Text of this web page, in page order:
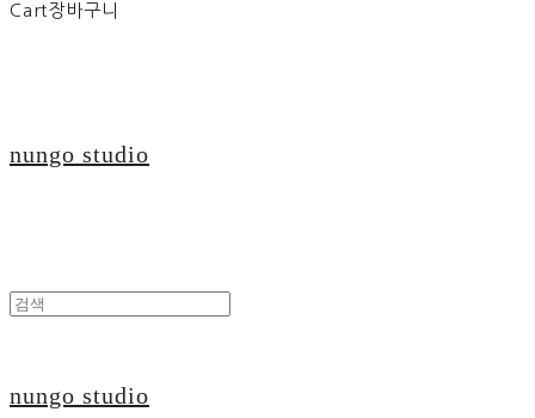
Cart장바구니
nungo studio
nungo studio